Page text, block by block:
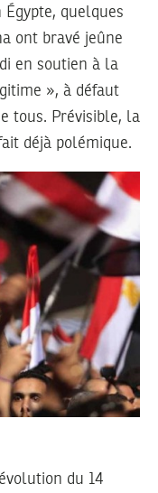
Égypte, quelques
ont bravé jeûne
en soutien à la
», à défaut
tous. Prévisible, la
déjà polémique.
du 14